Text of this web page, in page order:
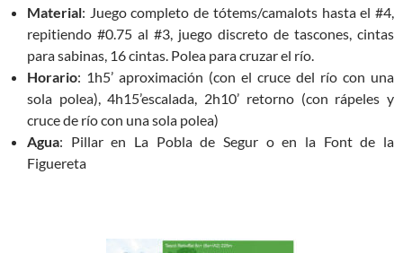
Material: Juego completo de tótems/camalots hasta el #4,
repitiendo #0.75 al #3, juego discreto de tascones, cintas
para sabinas, 16 cintas. Polea para cruzar el río.
Horario: 1h5’ aproximación (con el cruce del río con una
sola polea), 4h15’escalada, 2h10’ retorno (con rápeles y
cruce de río con una sola polea)
Agua: Pillar en La Pobla de Segur o en la Font de la
Figuereta